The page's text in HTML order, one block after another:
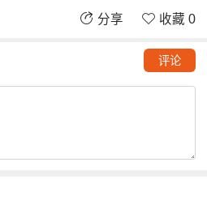
分享 收藏 0
评论